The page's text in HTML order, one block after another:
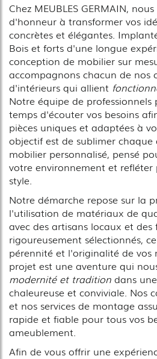
Chez MEUBLES GERMAIN,
d'honneur à transformer vos
concrètes et élégantes.
Bois et forts d'une longue
conception de mobilier sur
accompagnons chacun de nos
d'intérieurs qui allient
Notre équipe de professionnels
temps d'écouter vos besoins
pièces uniques et adaptées à
objectif est de sublimer
mobilier personnalisé, pensé
votre environnement et
style.
Notre démarche repose sur la
l'utilisation de matériaux de
avec des artisans locaux et des
rigoureusement sélectionnés,
pérennité et l'originalité de vos
projet est une aventure qui
modernité et tradition dans
chaleureuse et conviviale. Nos
et nos services de montage
rapide et fiable pour tous vos
ameublement.
Afin de vous offrir une